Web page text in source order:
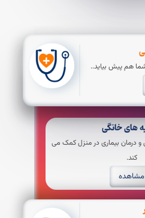
هم پیش بیاید..
های خانگی
و درمان بیماری در منزل کمک می
کند.
مشاهده